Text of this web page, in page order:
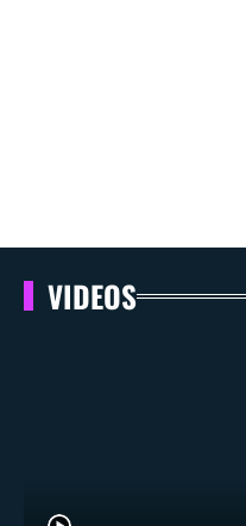
VIDEOS